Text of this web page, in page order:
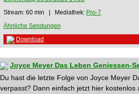
Stream: 60 min | Mediathek: Pro-7
Ähnliche Sendungen
Download
Joyce Meyer Das Leben Geniessen-
Du hast die letzte Folge von Joyce Meyer
verpasst? Dann einfach jetzt hier kostenlos